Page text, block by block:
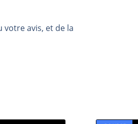
votre avis, et de la